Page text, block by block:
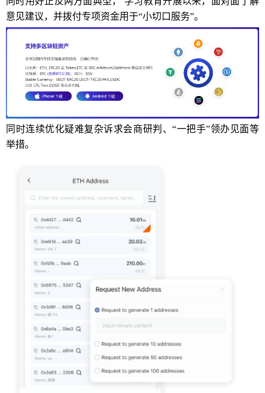
意见建议，并拨付专项资金用于“小切口服务”。
同时连续优化疑难复杂诉求会商研判、“一把手”领办见面等
举措。